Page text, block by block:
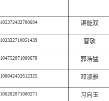
105372432700694 谌能双
102322710051439 曹敬
104752071000678 郭浩猛
100042432612325 邓淑雅
106262071000271 习向玉